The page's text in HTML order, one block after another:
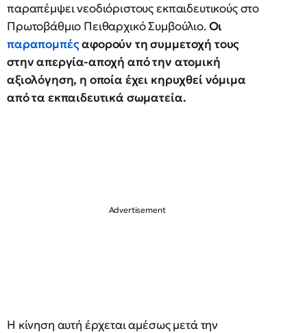
παραπέμψει νεοδιόριστους εκπαιδευτικούς στο
Πρωτοβάθμιο Πειθαρχικό Συμβούλιο.Οι
παραπομπέςαφορούν τη συμμετοχή τους
στην απεργία-αποχή από την ατομική
αξιολόγηση, η οποία έχει κηρυχθεί νόμιμα
από τα εκπαιδευτικά σωματεία.
Η κίνηση αυτή έρχεται αμέσως μετά την